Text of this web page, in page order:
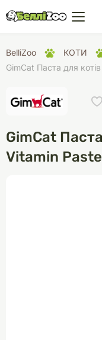
BelliZoo КОТИ
GimCat Паста для
GimCat
Vitamin